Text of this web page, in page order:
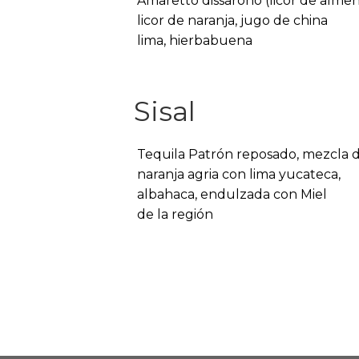
licor de naranja, jugo de china
lima, hierbabuena
Sisal
Tequila Patrón reposado, mezcla
naranja agria con lima yucateca,
albahaca, endulzada con Miel
de la región